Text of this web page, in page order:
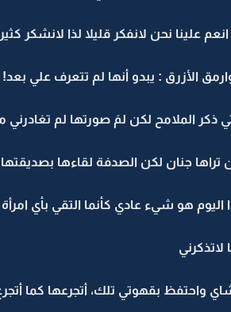
علينا نحن لانفكر قليلا لذا لانشكر
الأزرق : يبدو أنها لم تتعرف علي بعد!
الملامح لكن لمَ صورتها لم تغادرني
تراها جنان لكن الصدفة لقاءها
اليوم هو شيء عادي كأنما التقي بأي
لاتذكرني
واحتفظ بقهوتي تلك، أتجرعها كما